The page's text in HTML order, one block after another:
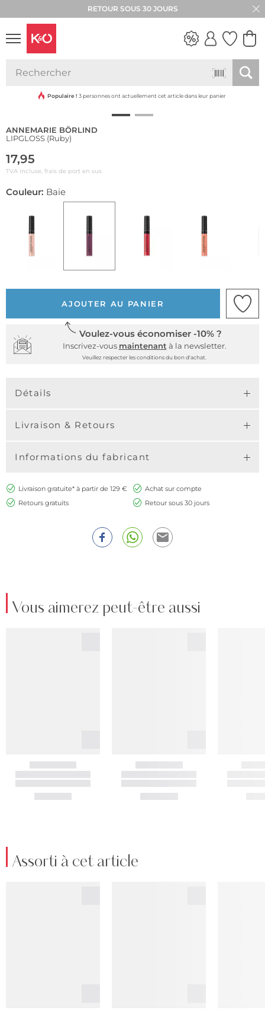
RETOUR SOUS 30 JOURS
VIBES
Durable
Populaire ! 3 personnes ont actuellement cet article dans leur panier
ANNEMARIE BÖRLIND
LIPGLOSS (Ruby)
17,95
TVA incluse, frais de port en sus
Couleur: Baie
AJOUTER AU PANIER
Voulez-vous économiser -10% ?
Inscrivez-vous maintenant à la newsletter.
Veuillez respecter les conditions du bon d'achat.
Détails
Livraison & Retours
Informations du fabricant
Livraison gratuite* à partir de 129 €
Achat sur compte
Retours gratuits
Retour sous 30 jours
Vous aimerez peut-être aussi
Assorti à cet article